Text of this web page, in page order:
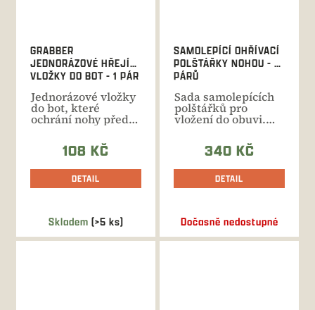
Skladem (>5 ks)
GRABBER
JEDNORÁZOVÉ HŘEJÍCÍ
VLOŽKY DO BOT - 1 PÁR
Jednorázové vložky
do bot, které
ochrání nohy před
chladem až po dobu
108 KČ
DETAIL
Dočasně nedostupné
SAMOLEPÍCÍ OHŘÍVACÍ
POLŠTÁŘKY NOHOU - 5
PÁRŮ
Sada samolepících
polštářků pro
vložení do obuvi.
340 KČ
DETAIL